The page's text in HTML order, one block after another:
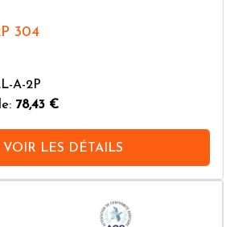
304
A-2P
78,43 €
VOIR LES DÉTAILS